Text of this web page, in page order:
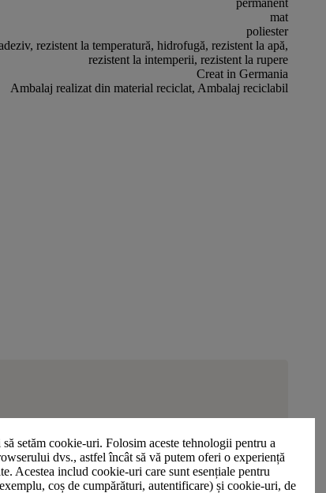
setăm cookie-uri. Folosim aceste tehnologii pentru a
dvs., astfel încât să vă putem oferi o experiență
Acestea includ cookie-uri care sunt esențiale pentru
coș de cumpărături, autentificare) și cookie-uri, de
permanent
mat
poliester
rezistent la temperatură, hidrofugă, rezistent la apă,
rezistent la intemperii, rezistent la rupere
Creat in Germania
Ambalaj realizat din material reciclat, Ambalaj reciclabil